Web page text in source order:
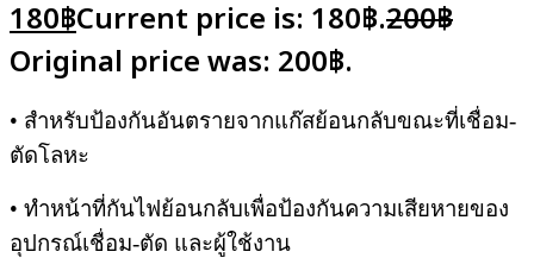
180฿Current price is: 180฿.200฿
Original price was: 200฿.
• สำหรับป้องกันอันตรายจากแก๊สย้อนกลับขณะที่เชื่อม-
ตัดโลหะ
• ทำหน้าที่กันไฟย้อนกลับเพื่อป้องกันความเสียหายของ
อุปกรณ์เชื่อม-ตัด และผู้ใช้งาน